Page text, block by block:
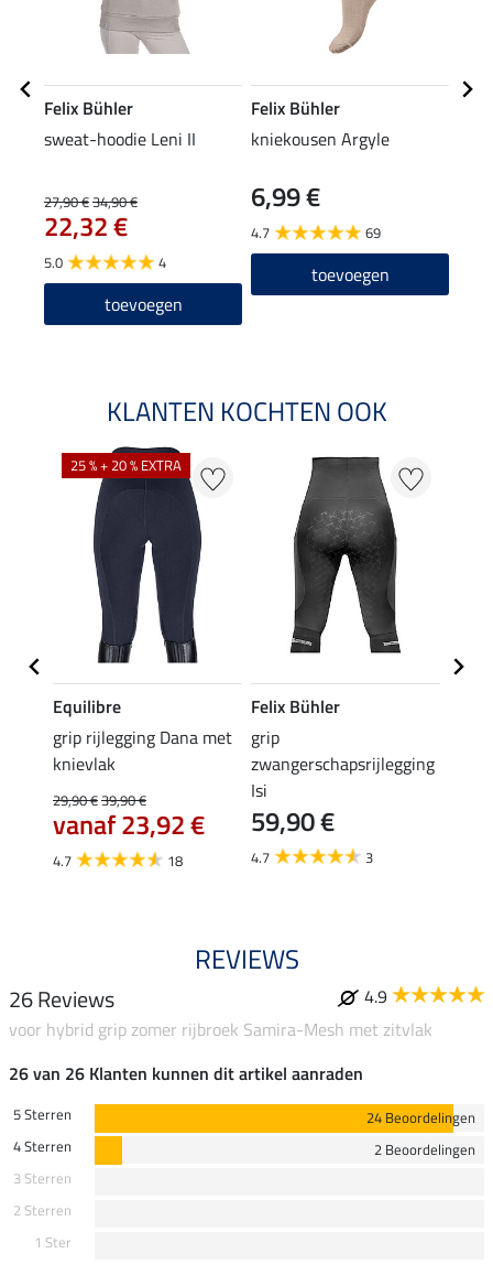
Felix Bühler
sweat-hoodie Leni II
27,90 €34,90 €
22,32 €
5.0 4
toevoegen
Felix Bühler
kniekousen Argyle
6,99 €
4.7 69
toevoegen
KLANTEN KOCHTEN OOK
25 % + 20 % EXTRA
Equilibre
grip rijlegging Dana met
knievlak
29,90 €39,90 €
vanaf 23,92 €
4.7 18
Felix Bühler
grip
zwangerschapsrijlegging
Isi
59,90 €
4.7 3
REVIEWS
26 Reviews
4.9
voor hybrid grip zomer rijbroek Samira-Mesh met zitvlak
26 van 26 Klanten kunnen dit artikel aanraden
5 Sterren
24 Beoordelingen
4 Sterren
2 Beoordelingen
3 Sterren
2 Sterren
1 Ster